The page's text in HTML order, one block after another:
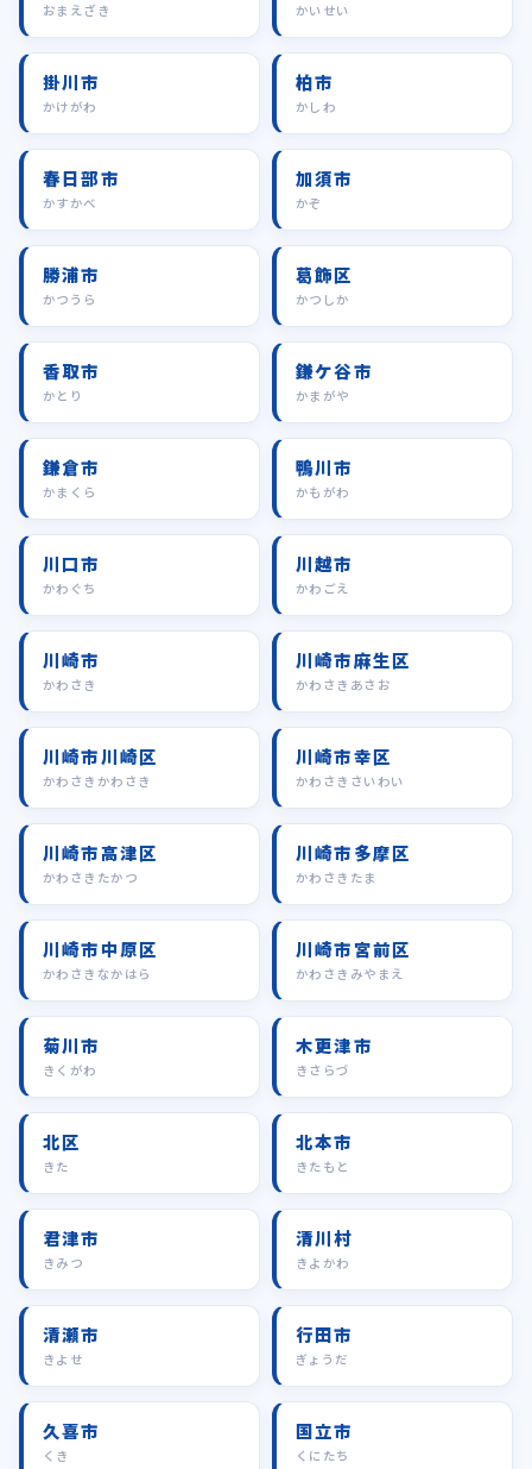
おまえざき かいせい
掛川市
かけがわ
柏市
かしわ
春日部市
かすかべ
加須市
かぞ
勝浦市
かつうら
葛飾区
かつしか
香取市
かとり
鎌ケ谷市
かまがや
鎌倉市
かまくら
鴨川市
かもがわ
川口市
かわぐち
川越市
かわごえ
川崎市
かわさき
川崎市麻生区
かわさきあさお
川崎市川崎区
かわさきかわさき
川崎市幸区
かわさきさいわい
川崎市高津区
かわさきたかつ
川崎市多摩区
かわさきたま
川崎市中原区
かわさきなかはら
川崎市宮前区
かわさきみやまえ
菊川市
きくがわ
木更津市
きさらづ
北区
きた
北本市
きたもと
君津市
きみつ
清川村
きよかわ
清瀬市
きよせ
行田市
ぎょうだ
久喜市
くき
国立市
くにたち